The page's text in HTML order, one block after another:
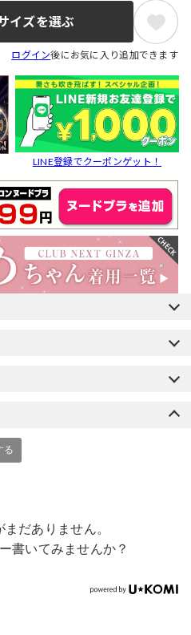
イズを選ぶ
ログイン後にお気に入り追加できます
LINE登録でクーポンゲット！
る
だありません。
書いてみませんか？